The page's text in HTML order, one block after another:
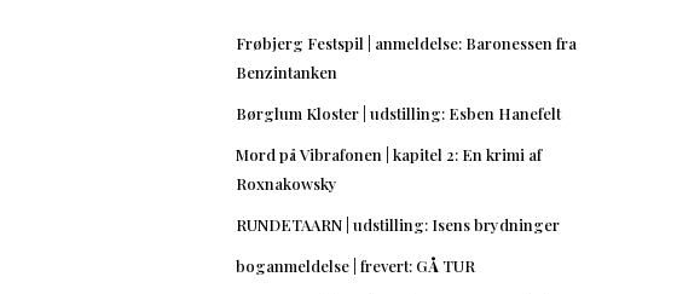
Frøbjerg Festspil | anmeldelse: Baronessen fra
Benzintanken
Børglum Kloster | udstilling: Esben Hanefelt
Mord på Vibrafonen | kapitel 2: En krimi af
Roxnakowsky
RUNDETAARN | udstilling: Isens brydninger
boganmeldelse | frevert: GÅ TUR